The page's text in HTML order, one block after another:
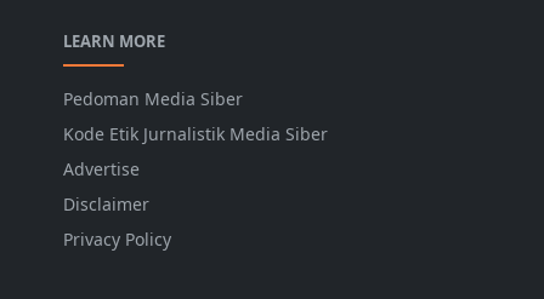
LEARN MORE
Pedoman Media Siber
Kode Etik Jurnalistik Media Siber
Advertise
Disclaimer
Privacy Policy